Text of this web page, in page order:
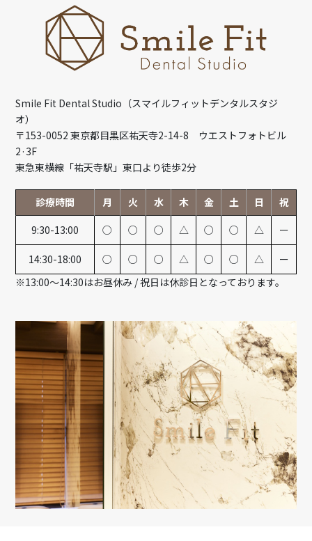
Smile Fit Dental Studio（スマイルフィットデンタルスタジ
オ）
〒153-0052 東京都目黒区祐天寺2-14-8 ウエストフォトビル
2·3F
東急東横線「祐天寺駅」東口より徒歩2分
診療時間 月 火 水 木 金 土 日
祝
9:30-13:00
○ ○ ○ △ ○ ○ △ ー
14:30-18:00 ○ ○ ○ △ ○ ○ △
ー
※13:00～14:30はお昼休み / 祝日は休診日となっております。